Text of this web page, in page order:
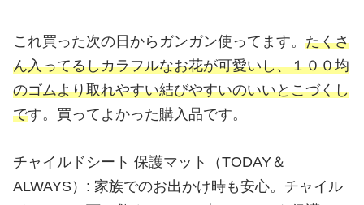
これ買った次の日からガンガン使ってます。 たくさ
ん入ってるしカラフルなお花が可愛いし、１００均
のゴムより取れやすい結びやすいのいいとこづくし
です。買ってよかった購入品です。
チャイルドシート 保護マット（TODAY＆
ALWAYS）: 家族でのお出かけ時も安心。チャイル